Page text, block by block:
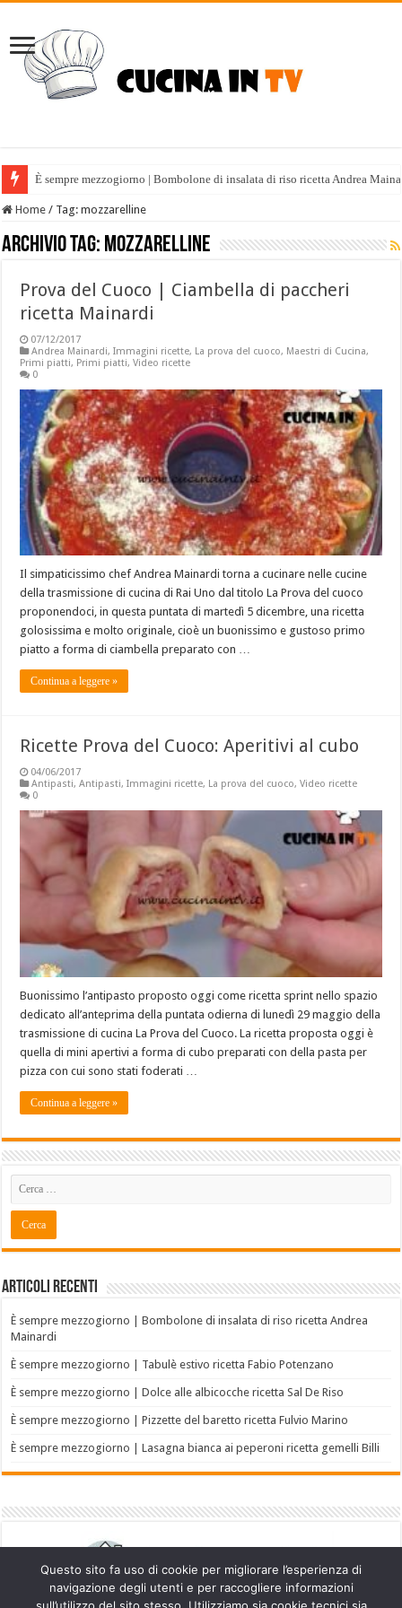
È sempre mezzogiorno | Bombolone di insalata di riso ricetta Andrea
Home / Tag:mozzarelline
Archivio tag: mozzarelline
Prova del Cuoco | Ciambella di paccheri
ricetta Mainardi
07/12/2017
Andrea Mainardi,Immagini ricette, La prova del cuoco, Maestri di Cucina,
Primi piatti, Primi piatti,Video ricette
0
Il simpaticissimo chef Andrea Mainardi torna a cucinare nelle cucine
della trasmissione di cucina di Rai Uno dal titolo La Prova del cuoco
proponendoci, in questa puntata di martedì 5 dicembre, una ricetta
golosissima e molto originale, cioè un buonissimo e gustoso primo
piatto a forma di ciambella preparato con …
Continua a leggere »
Ricette Prova del Cuoco: Aperitivi al cubo
04/06/2017
Antipasti,Antipasti,Immagini ricette, La prova del cuoco,Video ricette
0
Buonissimo l’antipasto proposto oggi come ricetta sprint nello spazio
dedicato all’anteprima della puntata odierna di lunedì 29 maggio della
trasmissione di cucina La Prova del Cuoco. La ricetta proposta oggi è
quella di mini apertivi a forma di cubo preparati con della pasta per
pizza con cui sono stati foderati …
Continua a leggere »
Articoli recenti
È sempre mezzogiorno | Bombolone di insalata di riso ricetta Andrea
Mainardi
È sempre mezzogiorno | Tabulè estivo ricetta Fabio Potenzano
È sempre mezzogiorno | Dolce alle albicocche ricetta Sal De Riso
È sempre mezzogiorno | Pizzette del baretto ricetta Fulvio Marino
È sempre mezzogiorno | Lasagna bianca ai peperoni ricetta gemelli Billi
Questo sito fa uso di cookie per migliorare l’esperienza di
navigazione degli utenti e per raccogliere informazioni